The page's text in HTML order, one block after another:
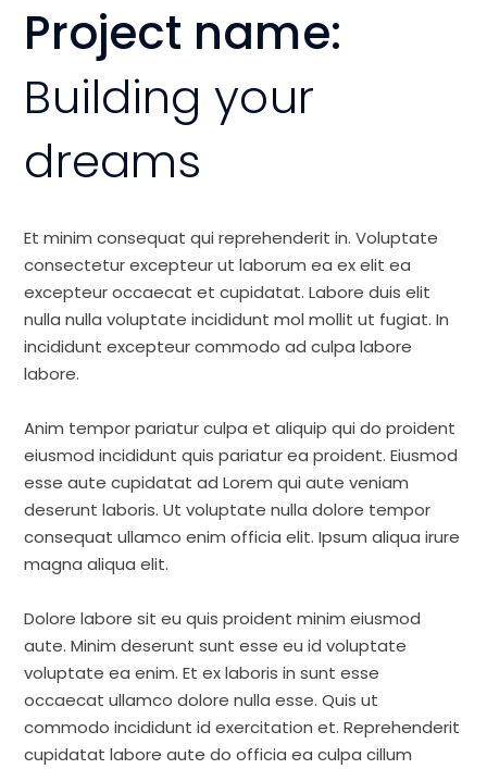
Project name:
Building your
dreams
Et minim consequat qui reprehenderit in. Voluptate
consectetur excepteur ut laborum ea ex elit ea
excepteur occaecat et cupidatat. Labore duis elit
nulla nulla voluptate incididunt mol mollit ut fugiat. In
incididunt excepteur commodo ad culpa labore
labore.
Anim tempor pariatur culpa et aliquip qui do proident
eiusmod incididunt quis pariatur ea proident. Eiusmod
esse aute cupidatat ad Lorem qui aute veniam
deserunt laboris. Ut voluptate nulla dolore tempor
consequat ullamco enim officia elit. Ipsum aliqua irure
magna aliqua elit.
Dolore labore sit eu quis proident minim eiusmod
aute. Minim deserunt sunt esse eu id voluptate
voluptate ea enim. Et ex laboris in sunt esse
occaecat ullamco dolore nulla esse. Quis ut
commodo incididunt id exercitation et. Reprehenderit
cupidatat labore aute do officia ea culpa cillum